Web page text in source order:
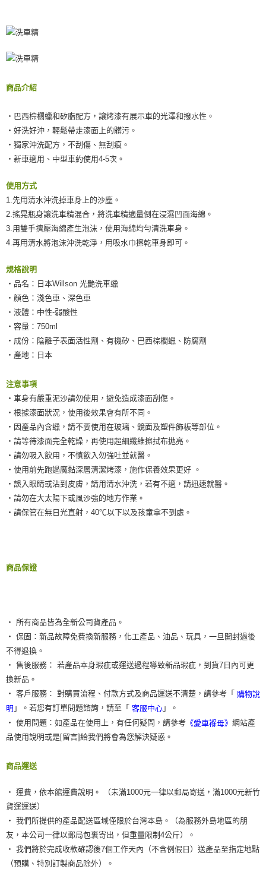
商品介紹
‧巴西棕櫚蠟和矽脂配方，讓烤漆有展示車的光澤和撥水性。
‧好洗好沖，輕鬆帶走漆面上的髒污。
‧獨家沖洗配方，不刮傷、無刮痕。
‧新車適用、中型車約使用4-5次。
使用方式
1.先用清水沖洗掉車身上的沙塵。
2.搖晃瓶身讓洗車精混合，將洗車精適量倒在浸濕凹面海綿。
3.用雙手擠壓海綿產生泡沫，使用海綿均勻清洗車身。
4.再用清水將泡沫沖洗乾淨，用吸水巾擦乾車身即可。
規格說明
‧品名：日本Willson 光艷洗車蠟
‧顏色：淺色車、深色車
‧液體：中性-弱酸性
‧容量：750ml
‧成份：陰離子表面活性劑、有機矽、巴西棕櫚蠟、防腐劑
‧產地：日本
注意事項
‧車身有嚴重泥沙請勿使用，避免造成漆面刮傷。
‧根據漆面狀況，使用後效果會有所不同。
‧因產品內含蠟，請不要使用在玻璃、鏡面及塑件飾板等部位。
‧請等待漆面完全乾燥，再使用超細纖維擦拭布拋亮。
‧請勿吸入飲用，不慎飲入勿強吐並就醫。
‧使用前先跑過魔黏深層清潔烤漆，施作保養效果更好 。
‧誤入眼睛或沾到皮膚，請用清水沖洗，若有不適，請迅速就醫。
‧請勿在大太陽下或風沙強的地方作業。
‧請保管在無日光直射，40℃以下以及孩童拿不到處。
商品保證
‧ 所有商品皆為全新公司貨產品。
‧ 保固：新品故障免費換新服務，化工產品、油品、玩具，一旦開封過後
不得退換。
‧ 售後服務： 若產品本身瑕疵或運送過程導致新品瑕疵，到貨7日內可更
換新品。
‧ 客戶服務： 對購買流程、付款方式及商品運送不清楚，請參考「 購物說
明 」。若您有訂單問題諮詢，請至「 客服中心 」。
‧ 使用問題：如產品在使用上，有任何疑問，請參考 《愛車褓母》 網站產
品使用說明或是[留言]給我們將會為您解決疑惑。
商品運送
‧ 運費，依本館運費說明。 （未滿1000元一律以郵局寄送，滿1000元新竹
貨運運送）
‧ 我們所提供的產品配送區域僅限於台灣本島。（為服務外島地區的朋
友，本公司一律以郵局包裹寄出，但重量限制4公斤）。
‧ 我們將於完成收款確認後7個工作天內（不含例假日）送產品至指定地點
（預購、特別訂製商品除外）。